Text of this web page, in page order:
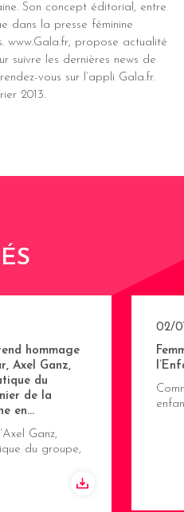
Son concept éditorial, entre
dans la presse féminine
www.Gala.fr, propose actualité
suivre les dernières news de
vous sur l’appli Gala.fr.
2013.
hommage
Axel Ganz,
du
de la
en…
Ganz,
du groupe,
02/